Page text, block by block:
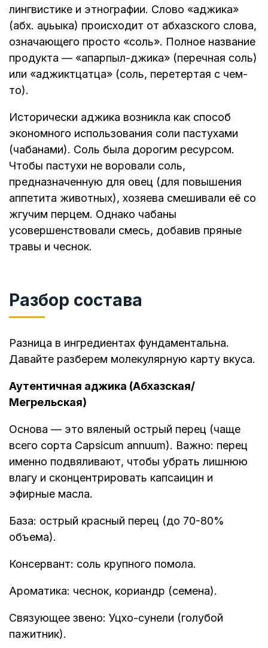
лингвистике и этнографии. Слово «аджика»
(абх. аџьыка) происходит от абхазского слова,
означающего просто «соль». Полное название
продукта — «апарпыл-джика» (перечная соль)
или «аджиктцатца» (соль, перетертая с чем-
то).
Исторически аджика возникла как способ
экономного использования соли пастухами
(чабанами). Соль была дорогим ресурсом.
Чтобы пастухи не воровали соль,
предназначенную для овец (для повышения
аппетита животных), хозяева смешивали её со
жгучим перцем. Однако чабаны
усовершенствовали смесь, добавив пряные
травы и чеснок.
Разбор состава
Разница в ингредиентах фундаментальна.
Давайте разберем молекулярную карту вкуса.
Аутентичная аджика (Абхазская/
Мегрельская)
Основа — это вяленый острый перец (чаще
всего сорта Capsicum annuum). Важно: перец
именно подвяливают, чтобы убрать лишнюю
влагу и сконцентрировать капсаицин и
эфирные масла.
База: острый красный перец (до 70-80%
объема).
Консервант: соль крупного помола.
Ароматика: чеснок, кориандр (семена).
Связующее звено: Уцхо-сунели (голубой
пажитник).